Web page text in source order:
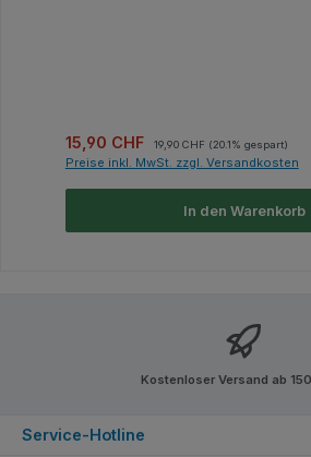
Verkaufspreis:
15,90 CHF Regulärer Preis:
19,90 CHF (20.1% gespart)
Preise inkl. MwSt. zzgl. Versandkosten
In den Warenkorb
Kostenloser Versand ab
Service-Hotline